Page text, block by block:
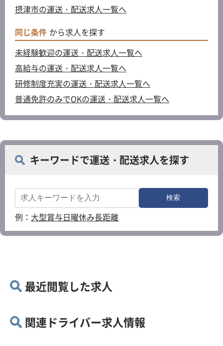
摂津市の運送・配送求人一覧へ
同じ条件 から求人を探す
未経験歓迎の運送・配送求人一覧へ
高給与の運送・配送求人一覧へ
研修制度充実の運送・配送求人一覧へ
普通免許のみでOKの運送・配送求人一覧へ
キーワードで運送・配送求人を探す
例： 大型賞与日曜休み長距離
最近閲覧した求人
関連ドライバー求人情報